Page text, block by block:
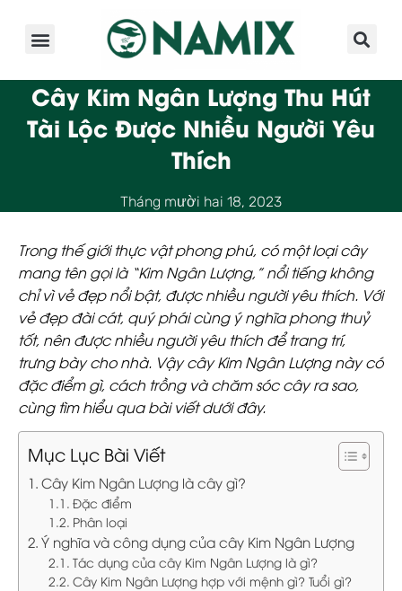
Cây Kim Ngân Lượng Thu Hút
Tài Lộc Được Nhiều Người Yêu
Thích
Tháng mười hai 18, 2023
Trong thế giới thực vật phong phú, có một loại cây
mang tên gọi là “Kim Ngân Lượng,” nổi tiếng không
chỉ vì vẻ đẹp nổi bật, được nhiều người yêu thích. Với
vẻ đẹp đài cát, quý pháicùng ý nghĩa phong thuỷ
tốt, nên được nhiều người yêu thích để trang trí,
trưng bày cho nhà. Vậy cây Kim Ngân Lượng này có
đặc điểm gì, cách trồng và chăm sóc cây ra sao,
cùng tìm hiểu qua bài viết dưới đây.
Mục Lục Bài Viết
Cây Kim Ngân Lượng là cây gì?
Đặc điểm
Phân loại
Ý nghĩa và công dụng của cây Kim Ngân Lượng
Tác dụng của cây Kim Ngân Lượng là gì?
Cây Kim Ngân Lượng hợp với mệnh gì? Tuổi gì?